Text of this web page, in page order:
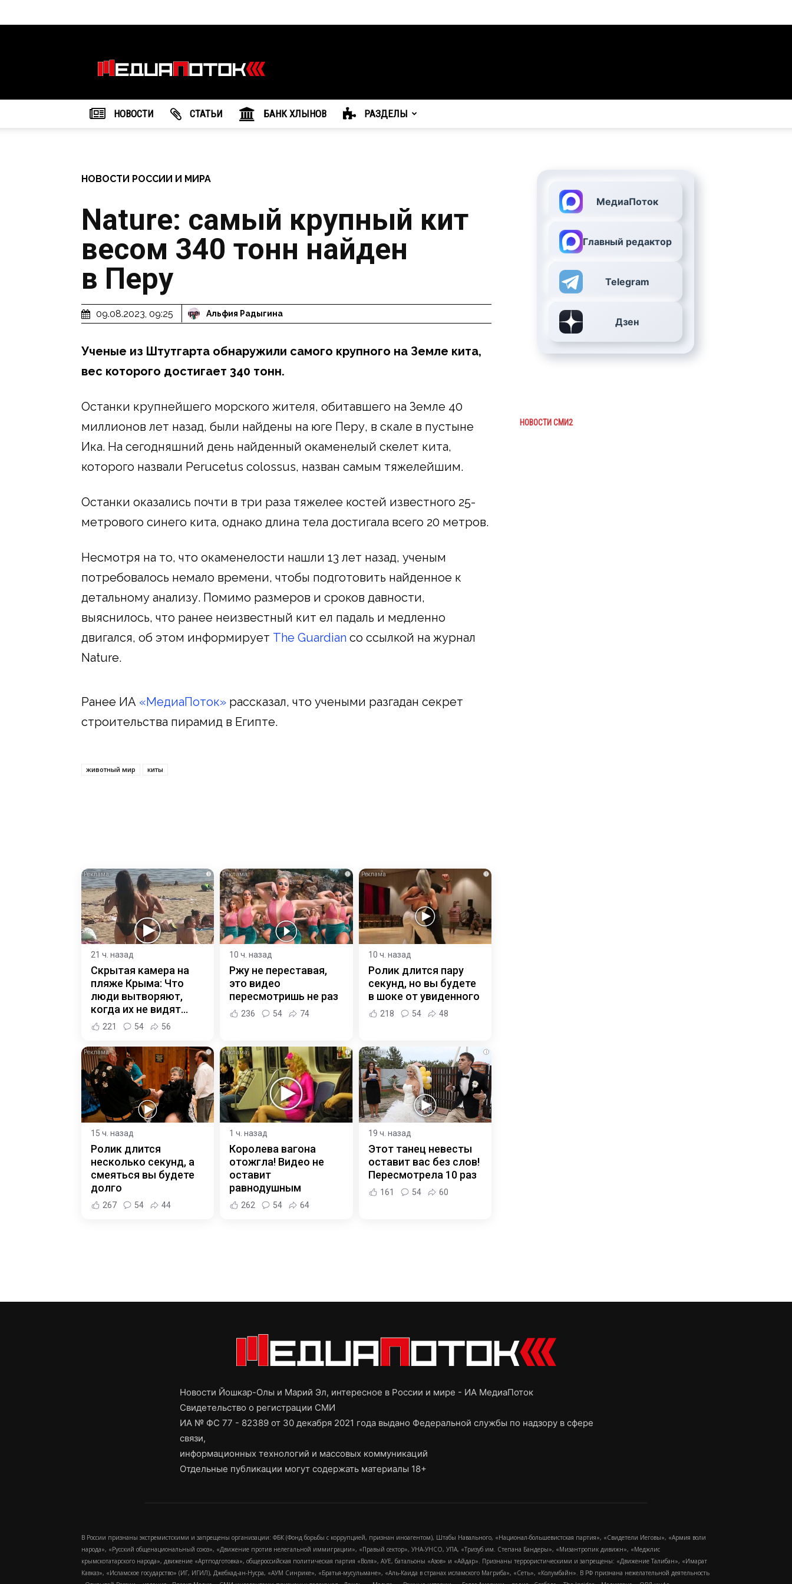
агентство
"МедиаПоток"
НОВОСТИ CТАТЬИ БАНК ХЛЫНОВ РАЗДЕЛЫ
НОВОСТИ РОССИИ И МИРА
Nature: самый крупный кит
весом 340 тонн найден
в Перу
09.08.2023, 09:25 Альфия Радыгина
Ученые из Штутгарта обнаружили самого крупного на Земле кита,
вес которого достигает 340 тонн.
Останки крупнейшего морского жителя, обитавшего на Земле 40
миллионов лет назад, были найдены на юге Перу, в скале в пустыне
Ика. На сегодняшний день найденный окаменелый скелет кита,
которого назвали Perucetus colossus, назван самым тяжелейшим.
Останки оказались почти в три раза тяжелее костей известного 25-
метрового синего кита, однако длина тела достигала всего 20 метров.
Несмотря на то, что окаменелости нашли 13 лет назад, ученым
потребовалось немало времени, чтобы подготовить найденное к
детальному анализу. Помимо размеров и сроков давности,
выяснилось, что ранее неизвестный кит ел падаль и медленно
двигался, об этом информирует The Guardian со ссылкой на журнал
Nature.
Ранее ИА «МедиаПоток» рассказал, что учеными разгадан секрет
строительства пирамид в Египте.
животный мир киты
i
21 ч. назад
Скрытая камера на
пляже Крыма: Что
люди вытворяют,
когда их не видят...
221 54 56
i
10 ч. назад
Ржу не переставая,
это видео
пересмотришь не раз
236 54 74
i
10 ч. назад
Ролик длится пару
секунд, но вы будете
в шоке от увиденного
218 54 48
i
15 ч. назад
Ролик длится
несколько секунд, а
смеяться вы будете
долго
267 54 44
i
1 ч. назад
Королева вагона
отожгла! Видео не
оставит
равнодушным
262 54 64
i
19 ч. назад
Этот танец невесты
оставит вас без слов!
Пересмотрела 10 раз
161 54 60
МедиаПоток
Главный редактор
Telegram
Дзен
НОВОСТИ СМИ2
Новости Йошкар-Олы и Марий Эл, интересное в России и мире - ИА МедиаПоток
Свидетельство о регистрации СМИ
ИА № ФС 77 - 82389 от 30 декабря 2021 года выдано Федеральной службы по надзору в сфере
связи,
информационных технологий и массовых коммуникаций
Отдельные публикации могут содержать материалы 18+
В России признаны экстремистскими и запрещены организации: ФБК (Фонд борьбы с коррупцией, признан иноагентом), Штабы Навального, «Национал-большевистская партия», «Свидетели Иеговы», «Армия воли
народа», «Русский общенациональный союз», «Движение против нелегальной иммиграции», «Правый сектор», УНА-УНСО, УПА, «Тризуб им. Степана Бандеры», «Мизантропик дивижн», «Меджлис
крымскотатарского народа», движение «Артподготовка», общероссийская политическая партия «Воля», АУЕ, батальоны «Азов» и «Айдар». Признаны террористическими и запрещены: «Движение Талибан», «Имарат
Кавказ», «Исламское государство» (ИГ, ИГИЛ), Джебхад-ан-Нусра, «АУМ Синрике», «Братья-мусульмане», «Аль-Каида в странах исламского Магриба», «Сеть», «Колумбайн». В РФ признана нежелательной деятельность